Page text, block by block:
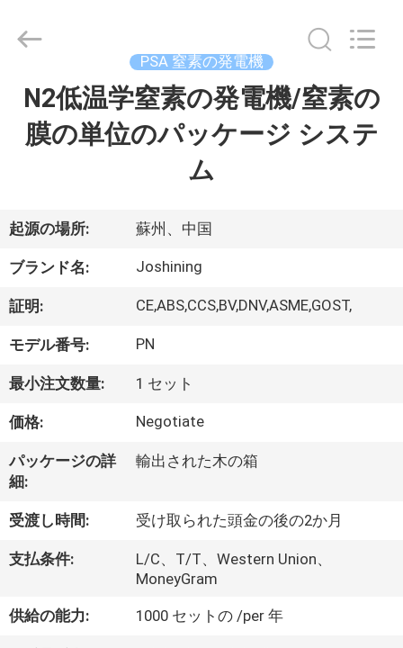
家
わ
た
し
た
に
つ
い
て
工
2026
JoShining
Co.,Ltd.
Reserved.
PSA 窒素の発電機
N2低温学窒素の発電機/窒素の
膜の単位のパッケージ システ
ム
起源の場所: 蘇州、中国
ブランド名: Joshining
証明: CE,ABS,CCS,BV,DNV,ASME,GOST,
モデル番号: PN
最小注文数量: 1 セット
価格: Negotiate
パッケージの詳
細:
輸出された木の箱
受渡し時間: 受け取られた頭金の後の2か月
支払条件:
L/C、T/T、Western Union、
MoneyGram
供給の能力: 1000 セットの /per 年